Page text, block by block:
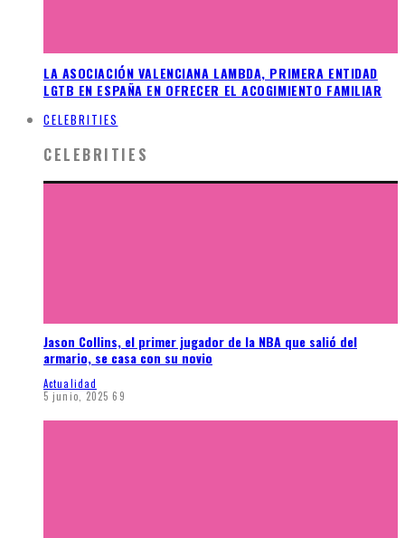
LA ASOCIACIÓN VALENCIANA LAMBDA, PRIMERA ENTIDAD
LGTB EN ESPAÑA EN OFRECER EL ACOGIMIENTO FAMILIAR
CELEBRITIES
CELEBRITIES
Jason Collins, el primer jugador de la NBA que salió del
armario, se casa con su novio
Actualidad
5 junio, 2025 69